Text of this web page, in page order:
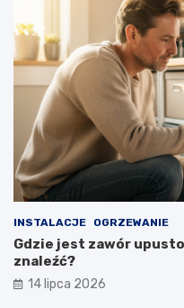
INSTALACJE OGRZEWANIE
Gdzie jest zawór
znaleźć?
14 lipca 2026